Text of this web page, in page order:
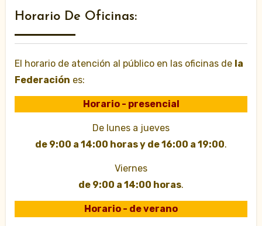
Horario De Oficinas:
El horario de atención al público en las oficinas de la
Federación es:
Horario - presencial
De lunes a jueves
de 9:00 a 14:00 horas y de 16:00 a 19:00.
Viernes
de 9:00 a 14:00 horas.
Horario - de verano